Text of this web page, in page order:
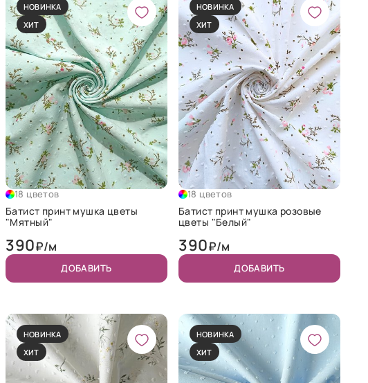
НОВИНКА
ХИТ
18 цветов
Батист принт мушка цветы
"Мятный"
390₽/м
ДОБАВИТЬ
НОВИНКА
ХИТ
18 цветов
Батист принт мушка розовые
цветы "Белый"
390₽/м
ДОБАВИТЬ
НОВИНКА
ХИТ
НОВИНКА
ХИТ